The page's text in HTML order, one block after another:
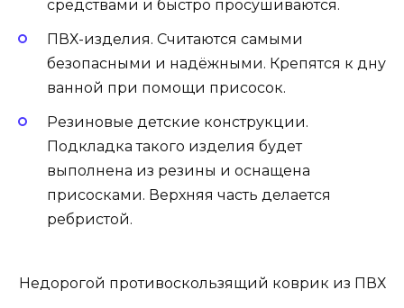
средствами и быстро просушиваются.
ПВХ-изделия. Считаются самыми
безопасными и надёжными. Крепятся к дну
ванной при помощи присосок.
Резиновые детские конструкции.
Подкладка такого изделия будет
выполнена из резины и оснащена
присосками. Верхняя часть делается
ребристой.
Недорогой противоскользящий коврик из ПВХ